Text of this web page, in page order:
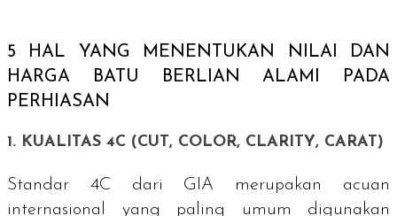
5 HAL YANG MENENTUKAN NILAI DAN
HARGA BATU BERLIAN ALAMI PADA
PERHIASAN
1. KUALITAS 4C (CUT , COLOR, CLARITY, CARAT )
Standar 4C dari GIA merupakan acuan
internasional yang paling umum digunakan